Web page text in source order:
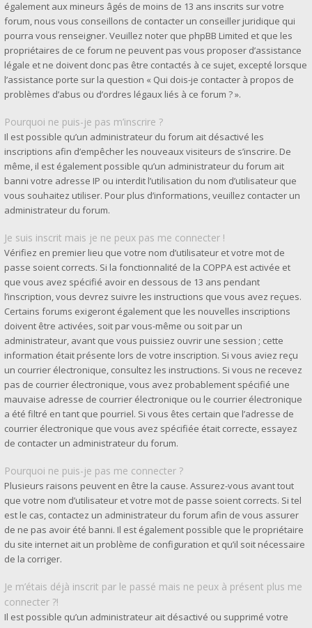
également aux mineurs âgés de moins de 13 ans inscrits sur votre
forum, nous vous conseillons de contacter un conseiller juridique qui
pourra vous renseigner. Veuillez noter que phpBB Limited et que les
propriétaires de ce forum ne peuvent pas vous proposer d’assistance
légale et ne doivent donc pas être contactés à ce sujet, excepté lorsque
l’assistance porte sur la question « Qui dois-je contacter à propos de
problèmes d’abus ou d’ordres légaux liés à ce forum ? ».
Pourquoi ne puis-je pas m’inscrire ?
Il est possible qu’un administrateur du forum ait désactivé les
inscriptions afin d’empêcher les nouveaux visiteurs de s’inscrire. De
même, il est également possible qu’un administrateur du forum ait
banni votre adresse IP ou interdit l’utilisation du nom d’utilisateur que
vous souhaitez utiliser. Pour plus d’informations, veuillez contacter un
administrateur du forum.
Je suis inscrit mais je ne peux pas me connecter !
Vérifiez en premier lieu que votre nom d’utilisateur et votre mot de
passe soient corrects. Si la fonctionnalité de la COPPA est activée et
que vous avez spécifié avoir en dessous de 13 ans pendant
l’inscription, vous devrez suivre les instructions que vous avez reçues.
Certains forums exigeront également que les nouvelles inscriptions
doivent être activées, soit par vous-même ou soit par un
administrateur, avant que vous puissiez ouvrir une session ; cette
information était présente lors de votre inscription. Si vous aviez reçu
un courrier électronique, consultez les instructions. Si vous ne recevez
pas de courrier électronique, vous avez probablement spécifié une
mauvaise adresse de courrier électronique ou le courrier électronique
a été filtré en tant que pourriel. Si vous êtes certain que l’adresse de
courrier électronique que vous avez spécifiée était correcte, essayez
de contacter un administrateur du forum.
Pourquoi ne puis-je pas me connecter ?
Plusieurs raisons peuvent en être la cause. Assurez-vous avant tout
que votre nom d’utilisateur et votre mot de passe soient corrects. Si tel
est le cas, contactez un administrateur du forum afin de vous assurer
de ne pas avoir été banni. Il est également possible que le propriétaire
du site internet ait un problème de configuration et qu’il soit nécessaire
de la corriger.
Je m’étais déjà inscrit par le passé mais ne peux à présent plus me
connecter ?!
Il est possible qu’un administrateur ait désactivé ou supprimé votre